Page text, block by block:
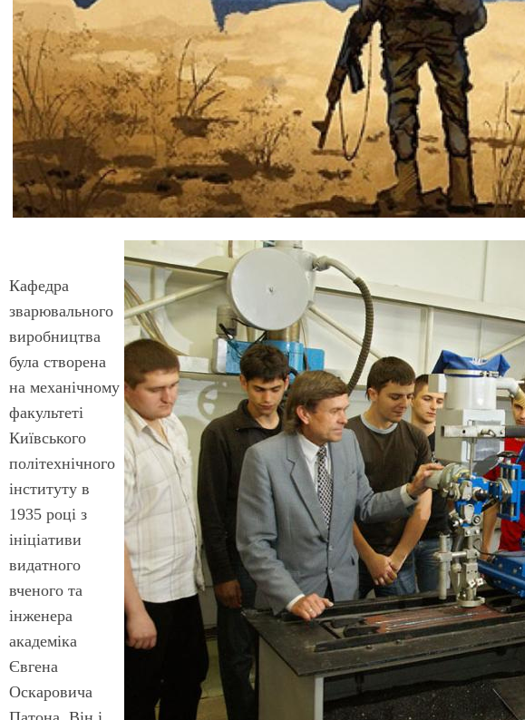
Кафедра
зварювального
виробництва
була створена
на механічному
факультеті
Київського
політехнічного
інституту в
1935 році з
ініціативи
видатного
вченого та
інженера
академіка
Євгена
Оскаровича